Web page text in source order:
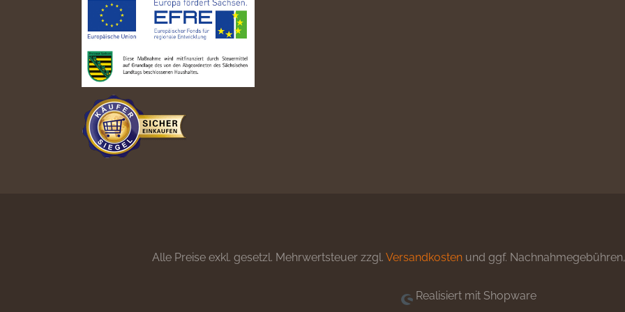
Alle Preise exkl. gesetzl. Mehrwertsteuer zzgl. Versandkosten und ggf.
Realisiert mit Shopware